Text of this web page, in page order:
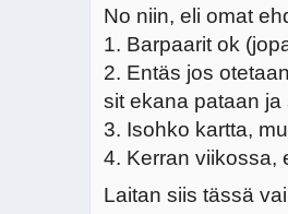
No niin, eli omat
1. Barpaarit ok
2. Entäs jos
sit ekana pataan
3. Isohko kartta,
4. Kerran viikossa,
Laitan siis tässä